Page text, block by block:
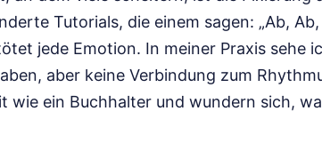
Tutorials, die einem sagen: „Ab, Ab,
jede Emotion. In meiner Praxis sehe
aber keine Verbindung zum
wie ein Buchhalter und wundern sich,